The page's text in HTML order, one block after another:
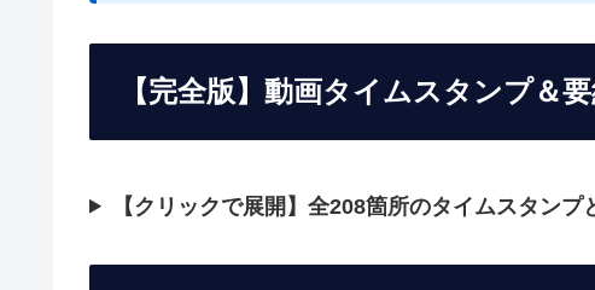
【完全版】動画タイムスタンプ＆
【クリックで展開】全208箇所のタイムスタンプ